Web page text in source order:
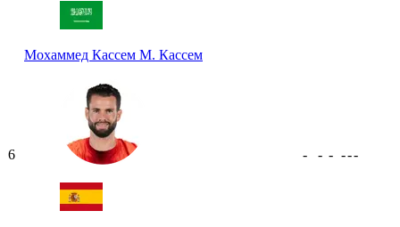
Мохаммед Кассем М. Кассем
6 - - - ---